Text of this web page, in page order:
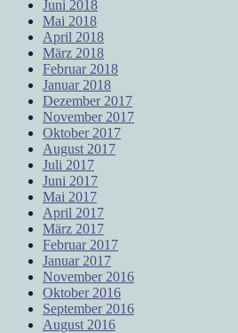
Juni 2018
Mai 2018
April 2018
März 2018
Februar 2018
Januar 2018
Dezember 2017
November 2017
Oktober 2017
August 2017
Juli 2017
Juni 2017
Mai 2017
April 2017
März 2017
Februar 2017
Januar 2017
November 2016
Oktober 2016
September 2016
August 2016